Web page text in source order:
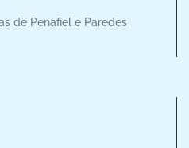
de Penafiel e Paredes